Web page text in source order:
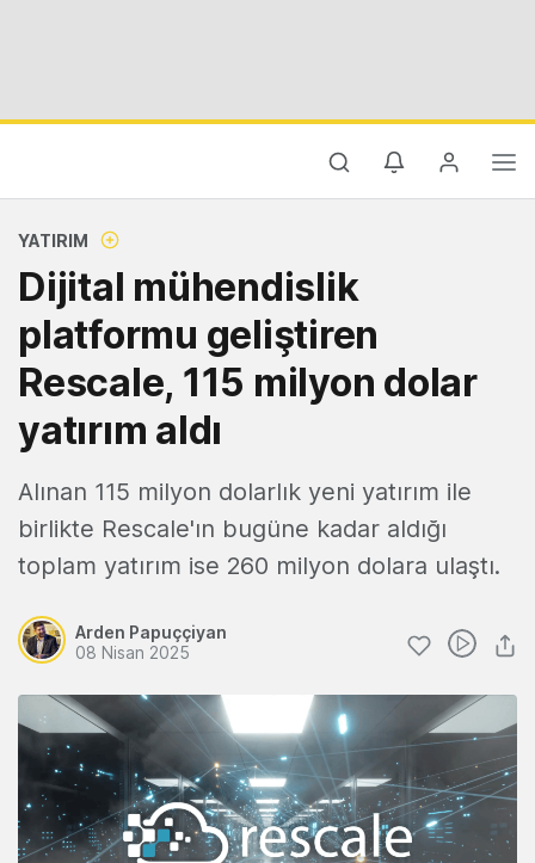
YATIRIM
Dijital mühendislik
platformu geliştiren
Rescale, 115 milyon dolar
yatırım aldı
Alınan 115 milyon dolarlık yeni yatırım ile
birlikte Rescale'ın bugüne kadar aldığı
toplam yatırım ise 260 milyon dolara ulaştı.
Arden Papuççiyan
08 Nisan 2025